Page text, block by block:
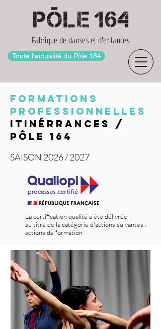
Fabrique de danses et d'enfances
Toute l'actualité du Pôle 164
formationS
professionnelles
Itinérrances /
pôle 164
SAISON 2026 / 2027
La certification qualité a été délivrée
au titre de la catégorie d'actions suivantes :
actions de formation